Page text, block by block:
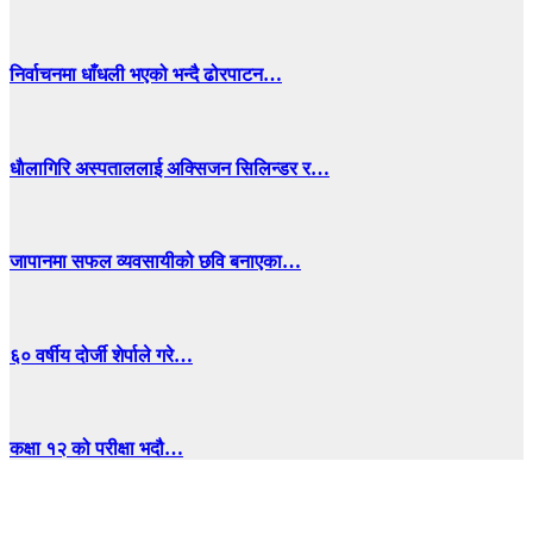
निर्वाचनमा धाँधली भएको भन्दै ढोरपाटन…
धाैलागिरि अस्पताललाई अक्सिजन सिलिन्डर र…
जापानमा सफल व्यवसायीको छवि बनाएका…
६० वर्षीय दोर्जी शेर्पाले गरे…
कक्षा १२ को परीक्षा भदौ…